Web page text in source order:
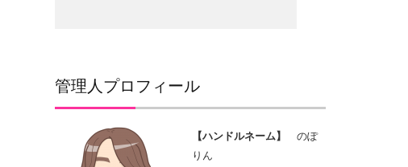
管理人プロフィール
【ハンドルネーム】
のぽ
りん